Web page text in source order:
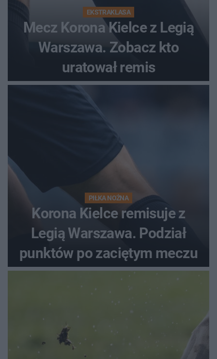
EKSTRAKLASA
Mecz Korona Kielce z Legią
Warszawa. Zobacz kto
uratował remis
PIŁKA NOŻNA
Korona Kielce remisuje z
Legią Warszawa. Podział
punktów po zaciętym meczu